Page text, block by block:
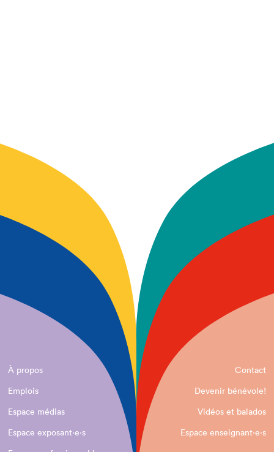
À propos
Contact
Emplois
Devenir bénévole!
Espace médias
Vidéos et balados
Espace exposant·e⋅s
Espace enseignant·e⋅s